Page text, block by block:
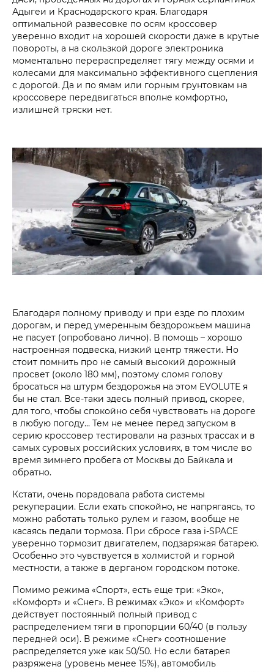
Адыгеи и Краснодарского края. Благодаря
оптимальной развесовке по осям кроссовер
уверенно входит на хорошей скорости даже в крутые
повороты, а на скользкой дороге электроника
моментально перераспределяет тягу между осями и
колесами для максимально эффективного сцепления
с дорогой. Да и по ямам или горным грунтовкам на
кроссовере передвигаться вполне комфортно,
излишней тряски нет.
Благодаря полному приводу и при езде по плохим
дорогам, и перед умеренным бездорожьем машина
не пасует (опробовано лично). В помощь – хорошо
настроенная подвеска, низкий центр тяжести. Но
стоит помнить про не самый высокий дорожный
просвет (около 180 мм), поэтому сломя голову
бросаться на штурм бездорожья на этом EVOLUTE я
бы не стал. Все-таки здесь полный привод, скорее,
для того, чтобы спокойно себя чувствовать на дороге
в любую погоду… Тем не менее перед запуском в
серию кроссовер тестировали на разных трассах и в
самых суровых российских условиях, в том числе во
время зимнего пробега от Москвы до Байкала и
обратно.
Кстати, очень порадовала работа системы
рекуперации. Если ехать спокойно, не напрягаясь, то
можно работать только рулем и газом, вообще не
касаясь педали тормоза. При сбросе газа i‑SPACE
уверенно тормозит двигателем, подзаряжая батарею.
Особенно это чувствуется в холмистой и горной
местности, а также в дерганом городском потоке.
Помимо режима «Спорт», есть еще три: «Эко»,
«Комфорт» и «Снег». В режимах «Эко» и «Комфорт»
действует постоянный полный привод с
распределением тяги в пропорции 60/40 (в пользу
передней оси). В режиме «Снег» соотношение
распределяется уже как 50/50. Но если батарея
разряжена (уровень менее 15%), автомобиль